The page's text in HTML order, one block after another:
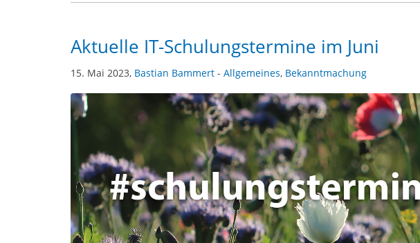
Aktuelle IT-Schulungstermine im Juni
15. Mai 2023, Bastian Bammert - Allgemeines, Bekanntmachung